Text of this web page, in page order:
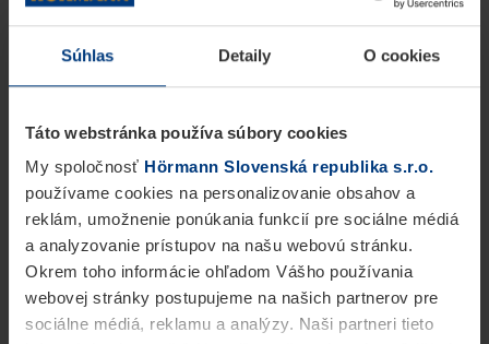
Súhlas Detaily O cookies
Táto webstránka používa súbory cookies
My spoločnosť Hörmann Slovenská republika s.r.o.
používame cookies na personalizovanie obsahov a
reklám, umožnenie ponúkania funkcií pre sociálne médiá
a analyzovanie prístupov na našu webovú stránku.
Okrem toho informácie ohľadom Vášho používania
webovej stránky postupujeme na našich partnerov pre
sociálne médiá, reklamu a analýzy. Naši partneri tieto